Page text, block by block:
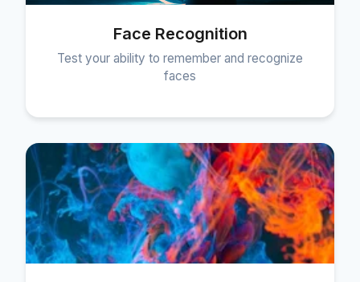
Face Recognition
Test your ability to remember and recognize
faces